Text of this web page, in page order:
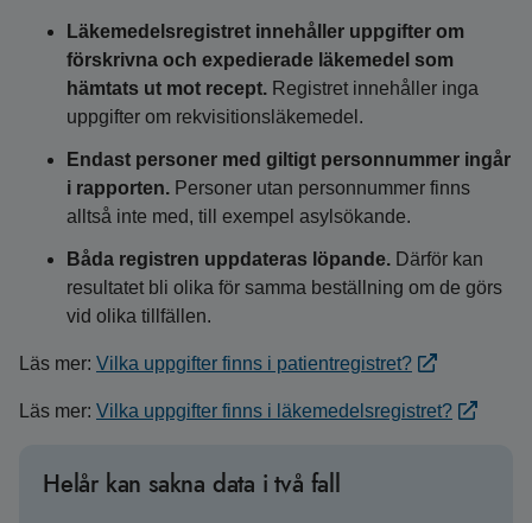
Läkemedelsregistret innehåller uppgifter om
förskrivna och expedierade läkemedel som
hämtats ut mot recept. Registret innehåller inga
uppgifter om rekvisitionsläkemedel.
Endast personer med giltigt personnummer ingår
i rapporten. Personer utan personnummer finns
alltså inte med, till exempel asylsökande.
Båda registren uppdateras löpande. Därför kan
resultatet bli olika för samma beställning om de görs
vid olika tillfällen.
Läs mer: Vilka uppgifter finns i patientregistret?
Läs mer: Vilka uppgifter finns i läkemedelsregistret?
Helår kan sakna data i två fall